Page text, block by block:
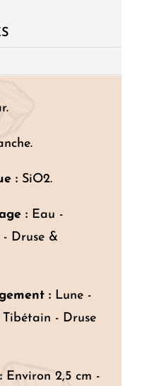
:SiO2.
:Eau -
- Druse &
:Lune -
- Druse
Environ 2,5 cm -